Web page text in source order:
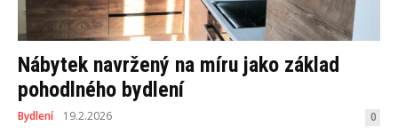
Nábytek navržený na míru jako základ
pohodlného bydlení
Bydlení 19.2.2026 0